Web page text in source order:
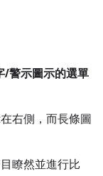
/警示圖示的選單
右側，而長條圖
瞭然並進行比